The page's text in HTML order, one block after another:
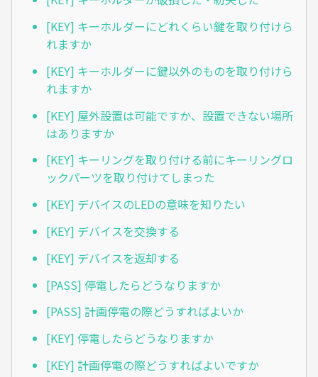
[KEY] キーホルダーにどれくらい鍵を取り付けら
れますか
[KEY] キーホルダーに鍵以外のものを取り付けら
れますか
[KEY] 屋外設置は可能ですか、設置できない場所
はありますか
[KEY] キーリングを取り付ける前にキーリングロ
ックパーツを取り付けてしまった
[KEY] デバイスのLEDの意味を知りたい
[KEY] デバイスを交換する
[KEY] デバイスを返却する
[PASS] 停電したらどうなりますか
[PASS] 計画停電の際どうすればよいか
[KEY] 停電したらどうなりますか
[KEY] 計画停電の際どうすればよいですか